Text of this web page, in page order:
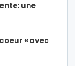
une
« avec